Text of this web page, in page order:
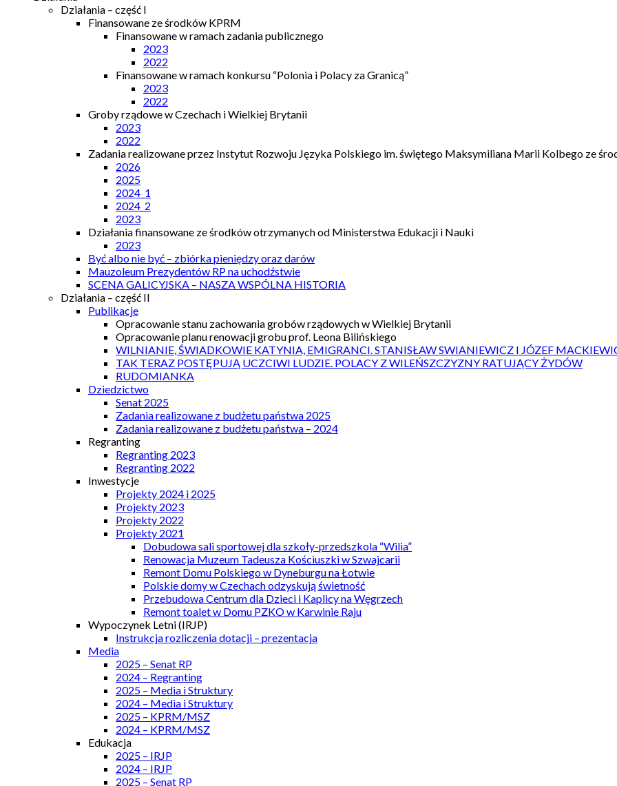
Działania – część I
Finansowane ze środków KPRM
Finansowane w ramach zadania publicznego
2023
2022
Finansowane w ramach konkursu “Polonia i Polacy za Granicą”
2023
2022
Groby rządowe w Czechach i Wielkiej Brytanii
2023
2022
Zadania realizowane przez Instytut Rozwoju Języka Polskiego im. świętego Maksymiliana Marii Kolbego ze
2026
2025
2024_1
2024_2
2023
Działania finansowane ze środków otrzymanych od Ministerstwa Edukacji i Nauki
2023
Być albo nie być – zbiórka pieniędzy oraz darów
Mauzoleum Prezydentów RP na uchodźstwie
SCENA GALICYJSKA – NASZA WSPÓLNA HISTORIA
Działania – część II
Publikacje
Opracowanie stanu zachowania grobów rządowych w Wielkiej Brytanii
Opracowanie planu renowacji grobu prof. Leona Bilińskiego
WILNIANIE, ŚWIADKOWIE KATYNIA, EMIGRANCI. STANISŁAW SWIANIEWICZ I JÓZEF
TAK TERAZ POSTĘPUJĄ UCZCIWI LUDZIE. POLACY Z WILEŃSZCZYZNY RATUJĄCY ŻYDÓW
RUDOMIANKA
Dziedzictwo
Senat 2025
Zadania realizowane z budżetu państwa 2025
Zadania realizowane z budżetu państwa – 2024
Regranting
Regranting 2023
Regranting 2022
Inwestycje
Projekty 2024 i 2025
Projekty 2023
Projekty 2022
Projekty 2021
Dobudowa sali sportowej dla szkoły-przedszkola “Wilia”
Renowacja Muzeum Tadeusza Kościuszki w Szwajcarii
Remont Domu Polskiego w Dyneburgu na Łotwie
Polskie domy w Czechach odzyskują świetność
Przebudowa Centrum dla Dzieci i Kaplicy na Węgrzech
Remont toalet w Domu PZKO w Karwinie Raju
Wypoczynek Letni (IRJP)
Instrukcja rozliczenia dotacji – prezentacja
Media
2025 – Senat RP
2024 – Regranting
2025 – Media i Struktury
2024 – Media i Struktury
2025 – KPRM/MSZ
2024 – KPRM/MSZ
Edukacja
2025 – IRJP
2024 – IRJP
2025 – Senat RP